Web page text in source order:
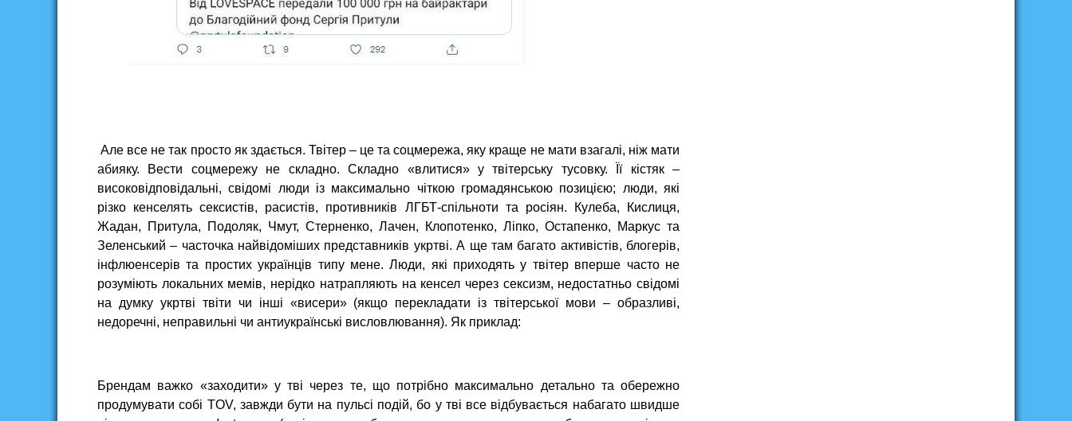
Але все не так просто як здається. Твітер – це та соцмережа, яку краще не мати взагалі, ніж мати
абияку. Вести соцмережу не складно. Складно «влитися» у твітерську тусовку. Її кістяк –
високовідповідальні, свідомі люди із максимально чіткою громадянською позицією; люди, які
різко кенселять сексистів, расистів, противників ЛГБТ-спільноти та росіян. Кулеба, Кислиця,
Жадан, Притула, Подоляк, Чмут, Стерненко, Лачен, Клопотенко, Ліпко, Остапенко, Маркус та
Зеленський – часточка найвідоміших представників укртві. А ще там багато активістів, блогерів,
інфлюенсерів та простих українців типу мене. Люди, які приходять у твітер вперше часто не
розуміють локальних мемів, нерідко натрапляють на кенсел через сексизм, недостатньо свідомі
на думку укртві твіти чи інші «висери» (якщо перекладати із твітерської мови – образливі,
недоречні, неправильні чи антиукраїнські висловлювання). Як приклад:
Брендам важко «заходити» у тві через те, що потрібно максимально детально та обережно
продумувати собі TOV, завжди бути на пульсі подій, бо у тві все відбувається набагато швидше